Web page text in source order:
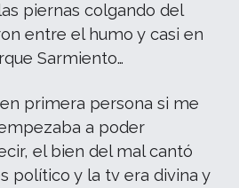
piernas colgando del
entre el humo y casi en
Sarmiento…
primera persona si me
a poder
el bien del mal cantó
político y la tv era divina y